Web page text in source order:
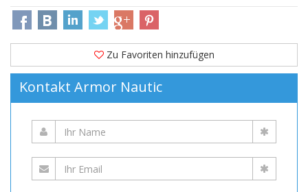
Zu Favoriten hinzufügen
Kontakt Armor Nautic